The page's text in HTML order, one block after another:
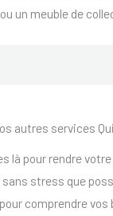
un meuble de
autres services
là pour rendre
stress que
comprendre